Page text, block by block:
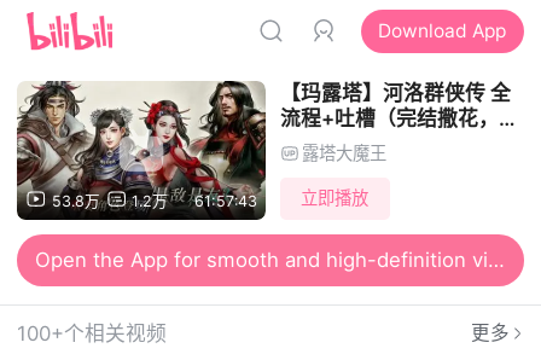
Download App
53.8万 1.2万 61:57:43
【玛露塔】河洛群侠传 全
流程+吐槽（完结撒花，新
手村不可信任！！）
露塔大魔王
立即播放
Open the App for smooth and high-definition viewing
100+个相关视频 更多